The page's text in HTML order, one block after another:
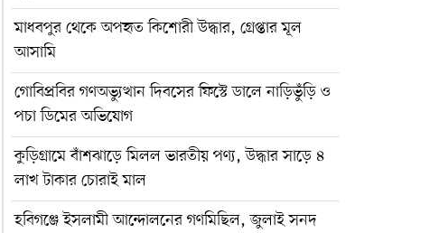
মাধবপুর থেকে অপহৃত কিশোরী উদ্ধার, গ্রেপ্তার মূল
আসামি
গোবিপ্রবির গণঅভ্যুত্থান দিবসের ফিস্টে ডালে নাড়িভুঁড়ি ও
পচা ডিমের অভিযোগ
কুড়িগ্রামে বাঁশঝাড়ে মিলল ভারতীয় পণ্য, উদ্ধার সাড়ে ৪
লাখ টাকার চোরাই মাল
হবিগঞ্জে ইসলামী আন্দোলনের গণমিছিল, জুলাই সনদ